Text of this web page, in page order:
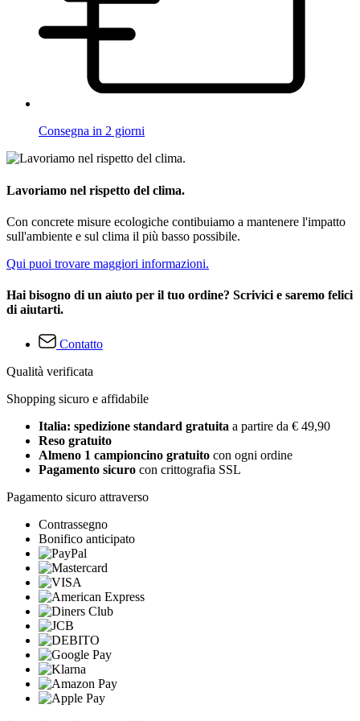
Consegna in 2 giorni
Lavoriamo nel rispetto del clima.
Con concrete misure ecologiche contibuiamo a mantenere l'impatto
sull'ambiente e sul clima il più basso possibile.
Qui puoi trovare maggiori informazioni.
Hai bisogno di un aiuto per il tuo ordine? Scrivici e saremo felici
di aiutarti.
Contatto
Qualità verificata
Shopping sicuro e affidabile
Italia: spedizione standard gratuita a partire da € 49,90
Reso gratuito
Almeno 1 campioncino gratuito con ogni ordine
Pagamento sicuro con crittografia SSL
Pagamento sicuro attraverso
Contrassegno
Bonifico anticipato